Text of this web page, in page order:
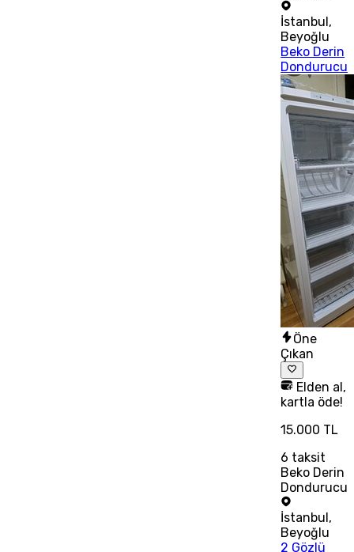
İstanbul,
Beyoğlu
Beko Derin
Dondurucu
Öne
Çıkan
Elden al,
kartla öde!
15.000 TL
6 taksit
Beko Derin
Dondurucu
İstanbul ,
Beyoğlu
2 Gözlü